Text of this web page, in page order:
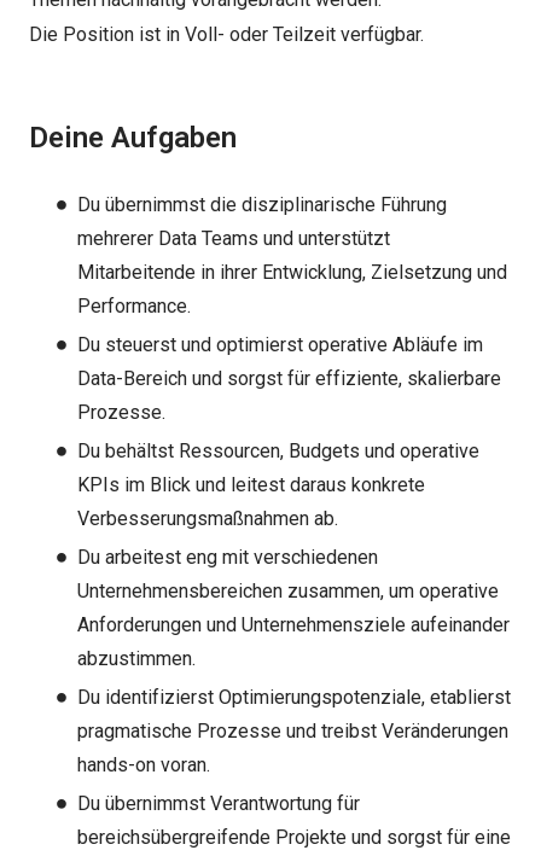
Die Position ist in Voll- oder Teilzeit verfügbar.
Deine Aufgaben
Du übernimmst die disziplinarische Führung
mehrerer Data Teams und unterstützt
Mitarbeitende in ihrer Entwicklung, Zielsetzung und
Performance.
Du steuerst und optimierst operative Abläufe im
Data-Bereich und sorgst für effiziente, skalierbare
Prozesse.
Du behältst Ressourcen, Budgets und operative
KPIs im Blick und leitest daraus konkrete
Verbesserungsmaßnahmen ab.
Du arbeitest eng mit verschiedenen
Unternehmensbereichen zusammen, um operative
Anforderungen und Unternehmensziele aufeinander
abzustimmen.
Du identifizierst Optimierungspotenziale, etablierst
pragmatische Prozesse und treibst Veränderungen
hands-on voran.
Du übernimmst Verantwortung für
bereichsübergreifende Projekte und sorgst für eine